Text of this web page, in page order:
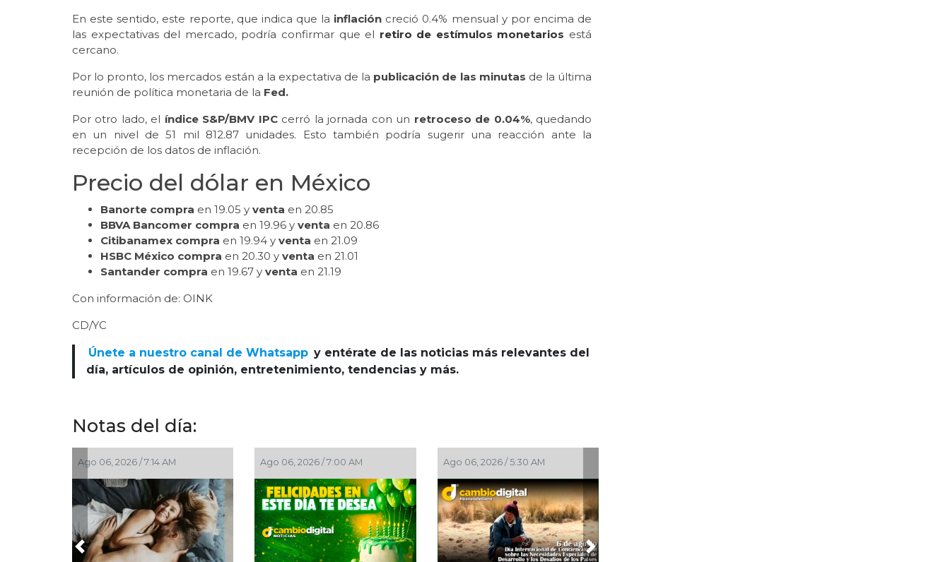
En este sentido, este reporte, que indica que la inflación creció 0.4% mensual y por encima de
las expectativas del mercado, podría confirmar que el retiro de estímulos monetarios está
cercano.
Por lo pronto, los mercados están a la expectativa de la publicación de las minutas de la última
reunión de política monetaria de la Fed.
Por otro lado, el índice S&P/BMV IPCcerró la jornada con un retroceso de 0.04%, quedando
en un nivel de 51 mil 812.87 unidades. Esto también podría sugerir una reacción ante la
recepción de los datos de inflación.
Precio del dólar en México
Banorte compra en 19.05 y venta en 20.85
BBVA Bancomer compra en 19.96 y venta en 20.86
Citibanamex compra en 19.94 y venta en 21.09
HSBC México compra en 20.30 y venta en 21.01
Santander compra en 19.67 y venta en 21.19
Con información de: OINK
CD/YC
Únete a nuestro canal de Whatsapp y entérate de las noticias más relevantes del
día, artículos de opinión, entretenimiento, tendencias y más.
Notas del día:
06, 2026 / 7:14 AM Ago 06, 2026 / 7:00 AM Ago 06, 2026 / 5:30 AM Ago 06, 2026 / 4:30 AM